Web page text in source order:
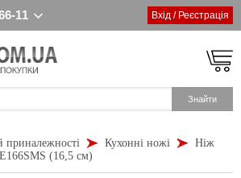
11 Вхід / Реєстрація
приналежності Кухонні ножі
Ніж
(16,5 см)